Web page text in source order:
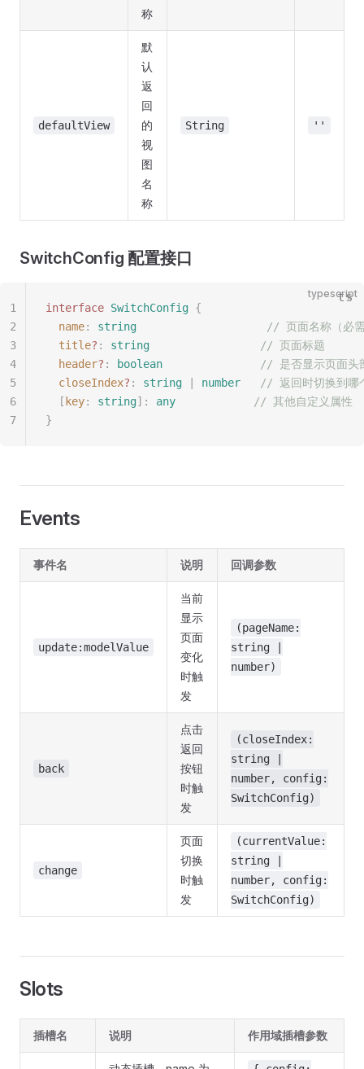
称
defaultView
默
认
返
回
的
视
图
名
称
String ''
SwitchConfig 配置接口
typescript
interface SwitchConfig {
  name
: string
// 页面名称（必
  title
? : string
                 // 页面标题
  header
? : boolean
// 是否显示页面头
  closeIndex
? : string number
// 返回时切换到哪
  [
key: string]: any
            // 其他自定义属性
}
1
2
3
4
5
6
7
Events
事件名 说明 回调参数
update:modelValue
当前
显示
页面
变化
时触
发
(pageName:
string |
number)
back
点击
返回
按钮
时触
发
(closeIndex:
string |
number, config:
SwitchConfig)
change
页面
切换
时触
发
(currentValue:
string |
number, config:
SwitchConfig)
Slots
插槽名 说明 作用域插槽参数